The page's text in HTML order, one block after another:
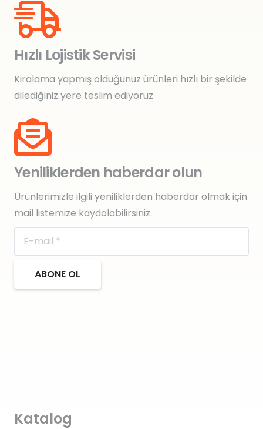
Hızlı Lojistik Servisi
Kiralama yapmış olduğunuz ürünleri hızlı bir şekilde
dilediğiniz yere teslim ediyoruz
Yeniliklerden haberdar olun
Ürünlerimizle ilgili yeniliklerden haberdar olmak için
mail listemize kaydolabilirsiniz.
ABONE OL
Katalog